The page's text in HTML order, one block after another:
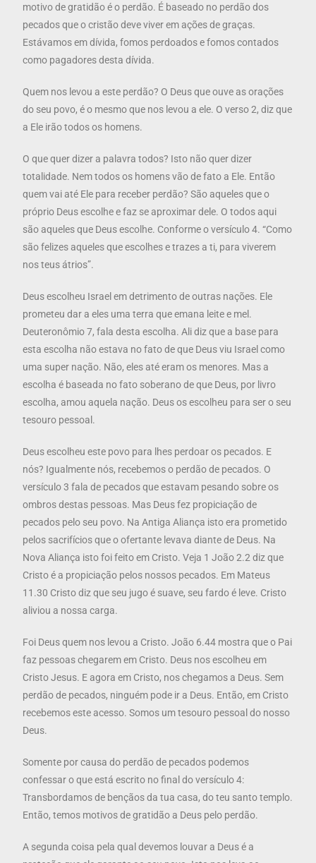
motivo de gratidão é o perdão. É baseado no perdão dos
pecados que o cristão deve viver em ações de graças.
Estávamos em dívida, fomos perdoados e fomos contados
como pagadores desta dívida.
Quem nos levou a este perdão? O Deus que ouve as orações
do seu povo, é o mesmo que nos levou a ele. O verso 2, diz que
a Ele irão todos os homens.
O que quer dizer a palavra todos? Isto não quer dizer
totalidade. Nem todos os homens vão de fato a Ele. Então
quem vai até Ele para receber perdão? São aqueles que o
próprio Deus escolhe e faz se aproximar dele. O todos aqui
são aqueles que Deus escolhe. Conforme o versículo 4. “Como
são felizes aqueles que escolhes e trazes a ti, para viverem
nos teus átrios”.
Deus escolheu Israel em detrimento de outras nações. Ele
prometeu dar a eles uma terra que emana leite e mel.
Deuteronômio 7, fala desta escolha. Ali diz que a base para
esta escolha não estava no fato de que Deus viu Israel como
uma super nação. Não, eles até eram os menores. Mas a
escolha é baseada no fato soberano de que Deus, por livro
escolha, amou aquela nação. Deus os escolheu para ser o seu
tesouro pessoal.
Deus escolheu este povo para lhes perdoar os pecados. E
nós? Igualmente nós, recebemos o perdão de pecados. O
versículo 3 fala de pecados que estavam pesando sobre os
ombros destas pessoas. Mas Deus fez propiciação de
pecados pelo seu povo. Na Antiga Aliança isto era prometido
pelos sacrifícios que o ofertante levava diante de Deus. Na
Nova Aliança isto foi feito em Cristo. Veja 1 João 2.2 diz que
Cristo é a propiciação pelos nossos pecados. Em Mateus
11.30 Cristo diz que seu jugo é suave, seu fardo é leve. Cristo
aliviou a nossa carga.
Foi Deus quem nos levou a Cristo. João 6.44 mostra que o Pai
faz pessoas chegarem em Cristo. Deus nos escolheu em
Cristo Jesus. E agora em Cristo, nos chegamos a Deus. Sem
perdão de pecados, ninguém pode ir a Deus. Então, em Cristo
recebemos este acesso. Somos um tesouro pessoal do nosso
Deus.
Somente por causa do perdão de pecados podemos
confessar o que está escrito no final do versículo 4:
Transbordamos de bençãos da tua casa, do teu santo templo.
Então, temos motivos de gratidão a Deus pelo perdão.
A segunda coisa pela qual devemos louvar a Deus é a